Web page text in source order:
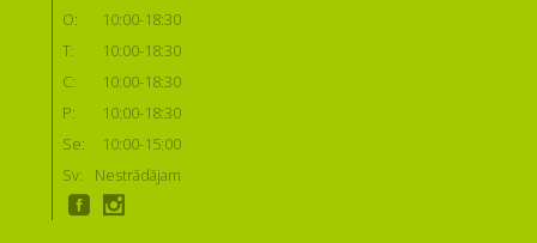
O:
10:00-18:30
T:
10:00-18:30
C:
10:00-18:30
P:
10:00-18:30
Se:
10:00-15:00
Sv:
Nestrādājam